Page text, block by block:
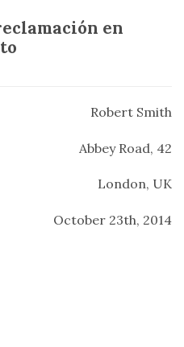
en
Robert Smith
Abbey Road, 42
London, UK
October 23th, 2014